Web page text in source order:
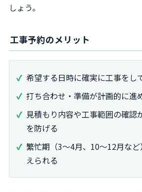
しょう。
工事予約のメリット
希望する日時に確実に工事をし
打ち合わせ・準備が計画的に進
見積もり内容や工事範囲の確認
を防げる
繁忙期（3～4月、10～12月な
えられる